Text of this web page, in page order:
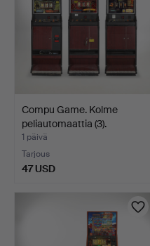
Compu Game. Kolme
peliautomaattia (3).
1 päivä
Tarjous
47 USD